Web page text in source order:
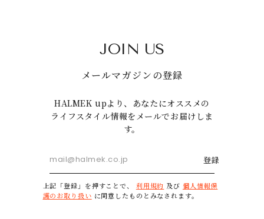
JOIN US
メールマガジンの登録
HALMEK upより、あなたにオススメの
ライフスタイル情報をメールでお届けしま
す。
登録
上記「登録」を押すことで、 利用規約 及び 個人情報保
護のお取り扱い に同意したものとみなされます。